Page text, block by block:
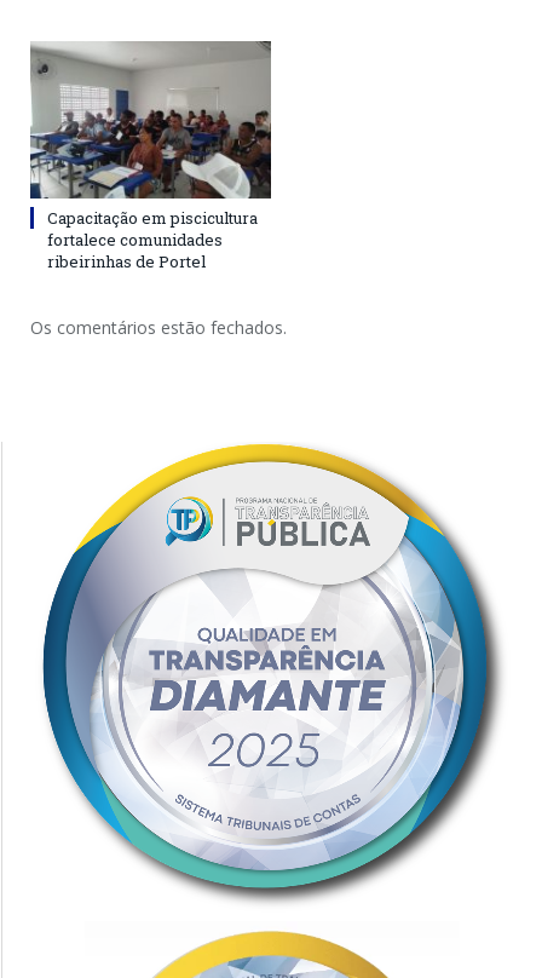
Capacitação em piscicultura
fortalece comunidades
ribeirinhas de Portel
Os comentários estão fechados.